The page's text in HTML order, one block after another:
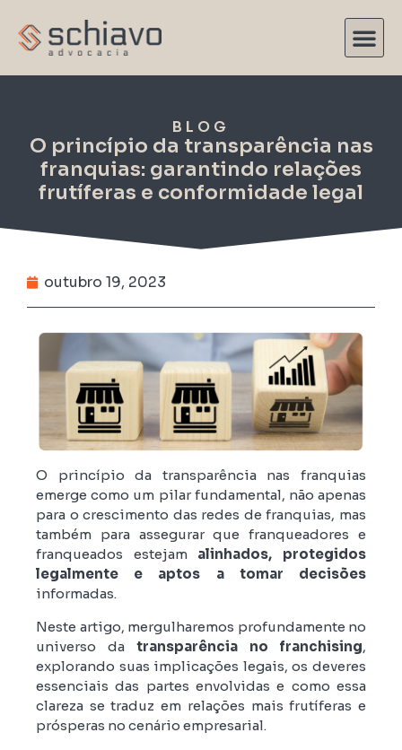
BLOG
O princípio da transparência nas
franquias: garantindo relações
frutíferas e conformidade legal
outubro 19, 2023
O princípio da transparência nas franquias
emerge como um pilar fundamental, não apenas
para o crescimento das redes de franquias, mas
também para assegurar que franqueadores e
franqueados estejam alinhados, protegidos
legalmente e aptos a tomar decisões
informadas.
Neste artigo, mergulharemos profundamente no
universo da transparência no franchising,
explorando suas implicações legais, os deveres
essenciais das partes envolvidas e como essa
clareza se traduz em relações mais frutíferas e
prósperas no cenário empresarial.